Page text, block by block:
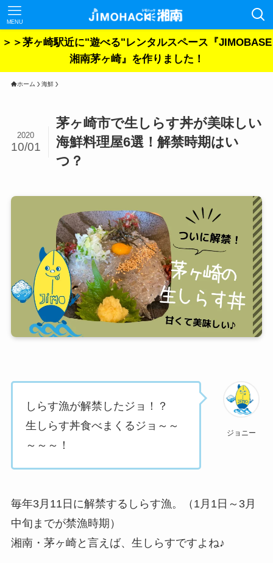
MENU
＞＞茅ヶ崎駅近に"遊べる"レンタルスペース『JIMOBASE
湘南茅ヶ崎』を作りました！
ホーム 海鮮
茅ヶ崎市で生しらす丼が美味しい
海鮮料理屋6選！解禁時期はい
つ？
2020
10/01
ジョニー
しらす漁が解禁したジョ！？
生しらす丼食べまくるジョ～～
～～～！
毎年3月11日に解禁するしらす漁。（1月1日～3月
中旬までが禁漁時期）
湘南・茅ヶ崎と言えば、生しらすですよね♪